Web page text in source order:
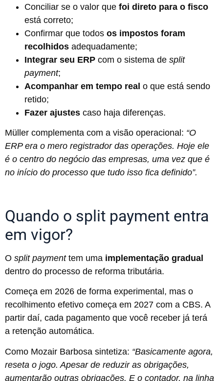
Conciliar se o valor que foi direto para o fisco
está correto;
Confirmar que todos os impostos foram
recolhidos adequadamente;
Integrar seu ERP com o sistema de split
payment;
Acompanhar em tempo real o que está sendo
retido;
Fazer ajustes caso haja diferenças.
Müller complementa com a visão operacional: “O
ERP era o mero registrador das operações. Hoje ele
é o centro do negócio das empresas, uma vez que é
no início do processo que tudo isso fica definido”.
Quando o split payment entra
em vigor?
O split paymenttem uma implementação gradual
dentro do processo de reforma tributária.
Começa em 2026 de forma experimental, mas o
recolhimento efetivo começa em 2027 com a CBS. A
partir daí, cada pagamento que você receber já terá
a retenção automática.
Como Mozair Barbosa sintetiza: “Basicamente agora,
reseta o jogo. Apesar de reduzir as obrigações,
aumentarão outras obrigações. E o contador, na linha